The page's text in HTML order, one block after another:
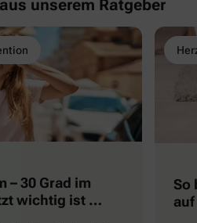
unserem Ratgeber
– 30 Grad im
wichtig ist …
So